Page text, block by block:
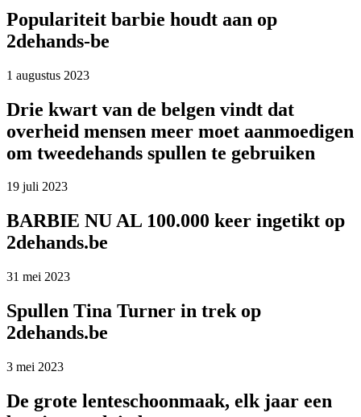
Populariteit barbie houdt aan op
2dehands-be
1 augustus 2023
Drie kwart van de belgen vindt dat
overheid mensen meer moet aanmoedigen
om tweedehands spullen te gebruiken
19 juli 2023
BARBIE NU AL 100.000 keer ingetikt op
2dehands.be
31 mei 2023
Spullen Tina Turner in trek op
2dehands.be
3 mei 2023
De grote lenteschoonmaak, elk jaar een